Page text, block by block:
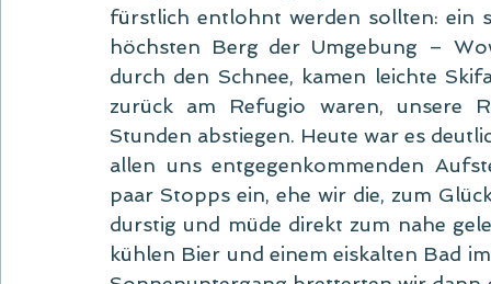
fürstlich entlohnt werden sollten: ein
höchsten Berg der Umgebung –
durch den Schnee, kamen leichte
zurück am Refugio waren, unsere
Stunden abstiegen. Heute war es
allen uns entgegenkommenden
paar Stopps ein, ehe wir die, zum
durstig und müde direkt zum nahe
kühlen Bier und einem eiskalten Bad